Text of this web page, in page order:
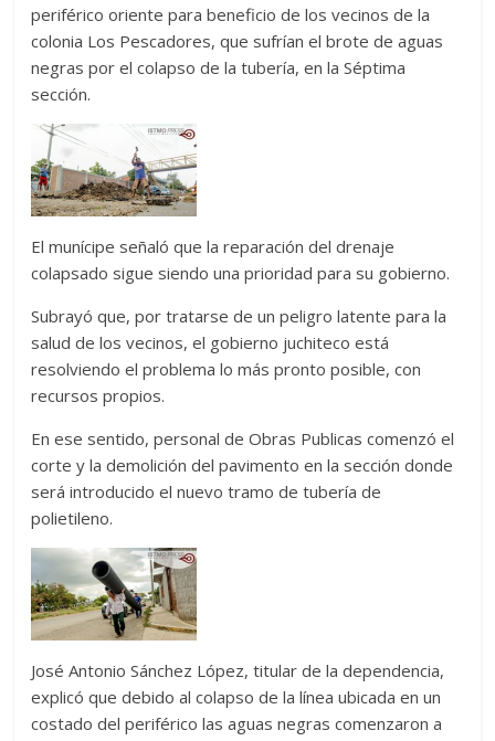
periférico oriente para beneficio de los vecinos de la
colonia Los Pescadores, que sufrían el brote de aguas
negras por el colapso de la tubería, en la Séptima
sección.
El munícipe señaló que la reparación del drenaje
colapsado sigue siendo una prioridad para su gobierno.
Subrayó que, por tratarse de un peligro latente para la
salud de los vecinos, el gobierno juchiteco está
resolviendo el problema lo más pronto posible, con
recursos propios.
En ese sentido, personal de Obras Publicas comenzó el
corte y la demolición del pavimento en la sección donde
será introducido el nuevo tramo de tubería de
polietileno.
José Antonio Sánchez López, titular de la dependencia,
explicó que debido al colapso de la línea ubicada en un
costado del periférico las aguas negras comenzaron a